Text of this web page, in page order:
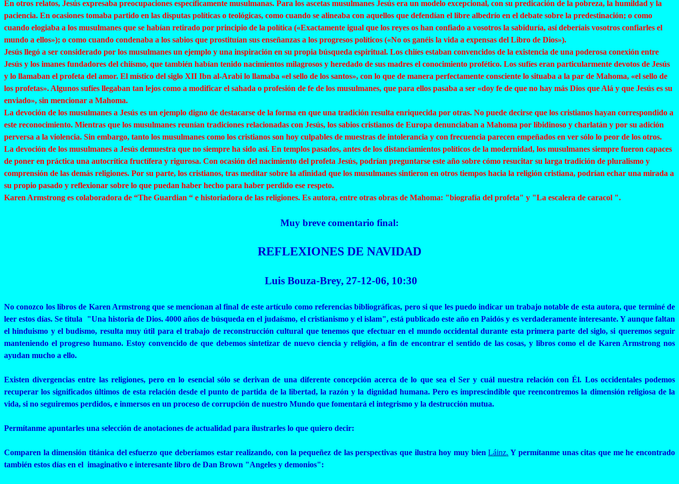
En otros relatos, Jesús expresaba preocupaciones específicamente musulmanas. Para los ascetas musulmanes Jesús era un modelo excepcional, con su predicación de la pobreza, la humildad y la
paciencia. En ocasiones tomaba partido en las disputas políticas o teológicas, como cuando se alineaba con aquellos que defendían el libre albedrío en el debate sobre la predestinación; o como
cuando elogiaba a los musulmanes que se habían retirado por principio de la política («Exactamente igual que los reyes os han confiado a vosotros la sabiduría, así deberíais vosotros confiarles el
mundo a ellos»); o como cuando condenaba a los sabios que prostituían sus enseñanzas a los progresos políticos («No os ganéis la vida a expensas del Libro de Dios»).
Jesús llegó a ser considerado por los musulmanes un ejemplo y una inspiración en su propia búsqueda espiritual. Los chiíes estaban convencidos de la existencia de una poderosa conexión entre
Jesús y los imanes fundadores del chiísmo, que también habían tenido nacimientos milagrosos y heredado de sus madres el conocimiento profético. Los sufíes eran particularmente devotos de Jesús
y lo llamaban el profeta del amor. El místico del siglo XII Ibn al-Arabi lo llamaba «el sello de los santos», con lo que de manera perfectamente consciente lo situaba a la par de Mahoma, «el sello de
los profetas». Algunos sufíes llegaban tan lejos como a modificar el sahada o profesión de fe de los musulmanes, que para ellos pasaba a ser «doy fe de que no hay más Dios que Alá y que Jesús es su
enviado», sin mencionar a Mahoma.
La devoción de los musulmanes a Jesús es un ejemplo digno de destacarse de la forma en que una tradición resulta enriquecida por otras. No puede decirse que los cristianos hayan correspondido a
este reconocimiento. Mientras que los musulmanes reunían tradiciones relacionadas con Jesús, los sabios cristianos de Europa denunciaban a Mahoma por libidinoso y charlatán y por su adición
perversa a la violencia. Sin embargo, tanto los musulmanes como los cristianos son hoy culpables de muestras de intolerancia y con frecuencia parecen empeñados en ver sólo lo peor de los otros.
La devoción de los musulmanes a Jesús demuestra que no siempre ha sido así. En templos pasados, antes de los distanciamientos políticos de la modernidad, los musulmanes siempre fueron capaces
de poner en práctica una autocrítica fructífera y rigurosa. Con ocasión del nacimiento del profeta Jesús, podrían preguntarse este año sobre cómo resucitar su larga tradición de pluralismo y
comprensión de las demás religiones. Por su parte, los cristianos, tras meditar sobre la afinidad que los musulmanes sintieron en otros tiempos hacia la religión cristiana, podrían echar una mirada a
su propio pasado y reflexionar sobre lo que puedan haber hecho para haber perdido ese respeto.
Karen Armstrong es colaboradora de “The Guardian “ e historiadora de las religiones. Es autora, entre otras obras de Mahoma: "biografía del profeta" y "La escalera de caracol ".
Muy breve comentario final:
REFLEXIONES DE NAVIDAD
Luis Bouza-Brey, 27-12-06, 10:30
No conozco los libros de Karen Armstrong que se mencionan al final de este artículo como referencias bibliográficas, pero sique les puedo indicar un trabajo notable de esta autora, que terminé de
leer estos días. Se titula "Una historia de Dios. 4000 años de búsqueda en el judaísmo, el cristianismo y el islam", está publicado este año enPaidós y es verdaderamente interesante. Y aunque faltan
el hinduismo y el budismo, resulta muy útil para el trabajo de reconstrucción cultural que tenemos que efectuar en el mundo occidental durante esta primera parte del siglo, si queremos seguir
manteniendo el progreso humano. Estoy convencido de que debemos sintetizar de nuevo ciencia y religión, a fin de encontrar el sentido de las cosas, y libros como el de Karen Armstrong nos
ayudan mucho a ello.
Existen divergencias entre las religiones, pero en lo esencial sólo se derivan de una diferente concepción acerca de lo que sea el Ser y cuál nuestra relación con Él. Los occidentales podemos
recuperar los significados últimos de esta relación desde el punto de partida de la libertad, la razón y la dignidad humana. Pero es imprescindible que reencontremos la dimensión religiosa de la
vida, si no seguiremos perdidos, e inmersos en un proceso de corrupción de nuestro Mundo que fomentará el integrismo y la destrucción mutua.
Permítanme apuntarles una selección de anotaciones de actualidad para ilustrarles lo que quiero decir:
Comparen la dimensión titánica del esfuerzo que deberíamos estar realizando, con la pequeñez de las perspectivas que ilustra hoy muy bienLáinz. Y permítanme unas citas que me he encontrado
también estos días en el imaginativo e interesante libro de Dan Brown "Angeles y demonios":